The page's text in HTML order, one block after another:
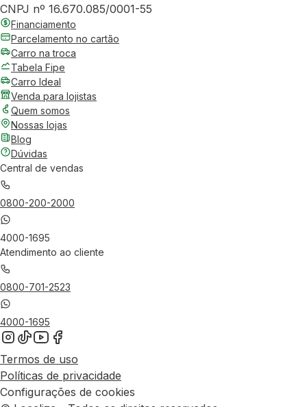
CNPJ nº 16.670.085/0001-55
Financiamento
Parcelamento no cartão
Carro na troca
Tabela Fipe
Carro Ideal
Venda para lojistas
Quem somos
Nossas lojas
Blog
Dúvidas
Central de vendas
0800-200-2000
4000-1695
Atendimento ao cliente
0800-701-2523
4000-1695
Termos de uso
Políticas de privacidade
Configurações de cookies